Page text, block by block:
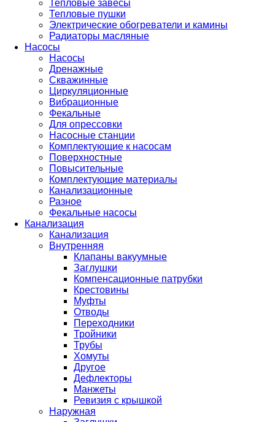
Тепловые завесы
Тепловые пушки
Электрические обогреватели и камины
Радиаторы масляные
Насосы
Насосы
Дренажные
Скважинные
Циркуляционные
Вибрационные
Фекальные
Для опрессовки
Насосные станции
Комплектующие к насосам
Поверхностные
Повысительные
Комплектующие материалы
Канализационные
Разное
Фекальные насосы
Канализация
Канализация
Внутренняя
Клапаны вакуумные
Заглушки
Компенсационные патрубки
Крестовины
Муфты
Отводы
Переходники
Тройники
Трубы
Хомуты
Другое
Дефлекторы
Манжеты
Ревизия с крышкой
Наружная